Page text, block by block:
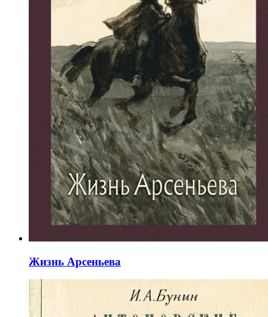
Жизнь Арсеньева